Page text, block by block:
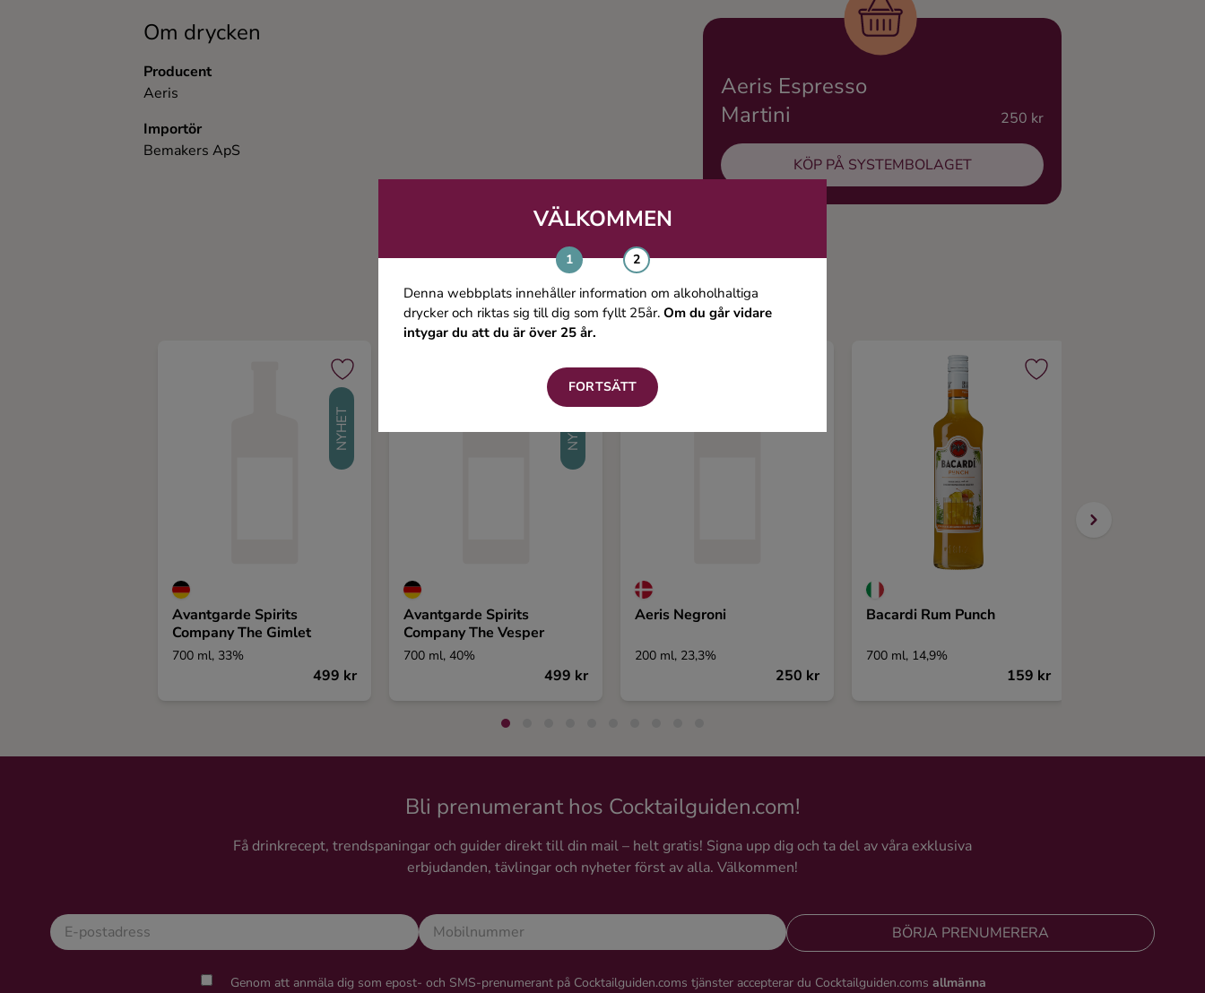
VÄLKOMMEN
Denna webbplats innehåller information om alkoholhaltiga
drycker och riktas sig till dig som fyllt 25år. Om du går vidare
intygar du att du är över 25 år.
FORTSÄTT
Om drycken
Producent
Aeris
Importör
Bemakers ApS
Aeris Espresso
Martini
250 kr
KÖP PÅ SYSTEMBOLAGET
Du kanske även gillar
NYHET
Avantgarde Spirits
Company The Gimlet
700 ml, 33%
499 kr
NYHET
Avantgarde Spirits
Company The Vesper
700 ml, 40%
499 kr
Aeris Negroni
200 ml, 23,3%
250 kr
Bacardi Rum Punch
700 ml, 14,9%
159 kr
Bli prenumerant hos Cocktailguiden.com!
Få drinkrecept, trendspaningar och guider direkt till din mail – helt gratis! Signa upp dig och ta del av våra exklusiva
erbjudanden, tävlingar och nyheter först av alla. Välkommen!
BÖRJA PRENUMERERA
Genom att anmäla dig som epost- och SMS-prenumerant på Cocktailguiden.coms tjänster accepterar du Cocktailguiden.coms allmänna